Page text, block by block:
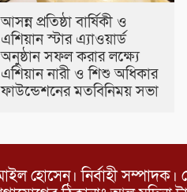
আসন্ন প্রতিষ্ঠা বার্ষিকী ও
এশিয়ান স্টার এ‍্যাওয়ার্ড
অনুষ্ঠান সফল করার লক্ষ্যে
এশিয়ান নারী ও শিশু অধিকার
ফাউন্ডেশনের মতবিনিময় সভা
হোসেন। নির্বাহী